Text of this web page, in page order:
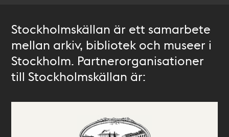
Stockholmskällan är ett samarbete
mellan arkiv, bibliotek och museer i
Stockholm. Partnerorganisationer
till Stockholmskällan är: